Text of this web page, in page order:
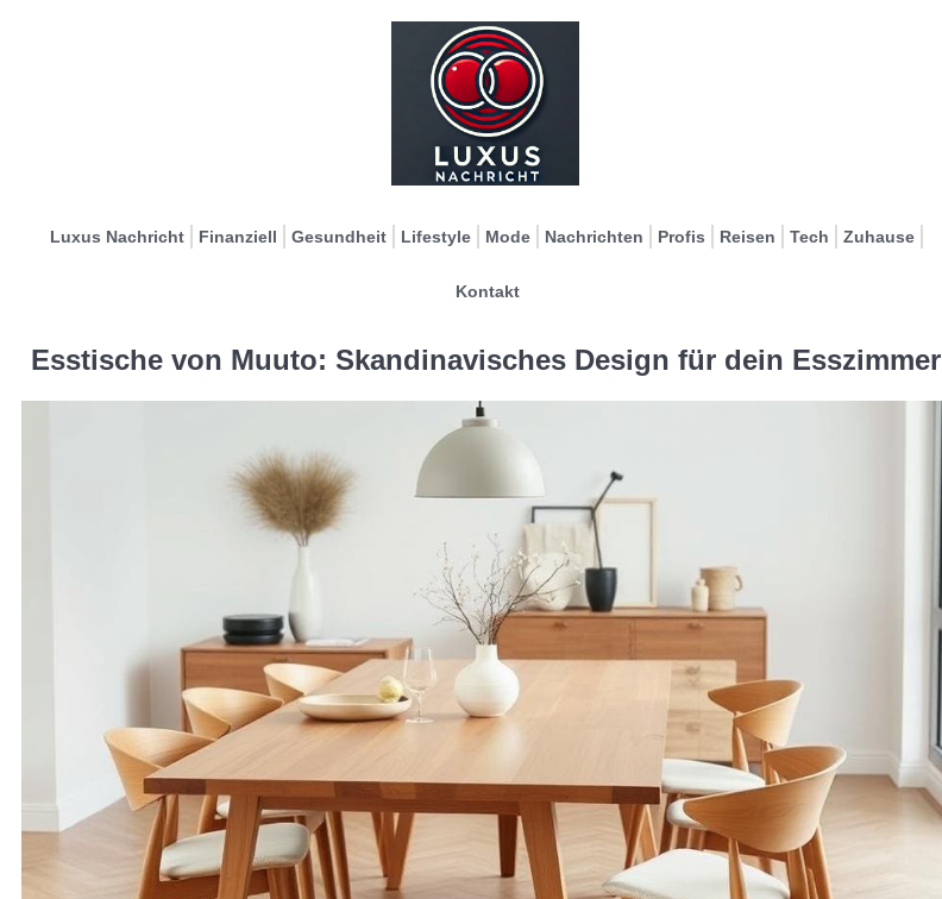
Luxus Nachricht Finanziell Gesundheit Lifestyle Mode Nachrichten Profis Reisen Tech Zuhause
Kontakt
Esstische von Muuto: Skandinavisches Design für dein Esszimmer